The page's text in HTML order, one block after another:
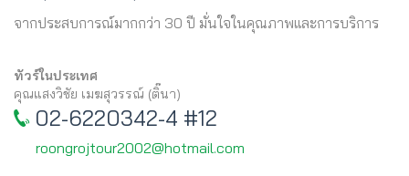
จากประสบการณ์มากกว่า 30 ปี มั่นใจในคุณภาพและการบริการ
ทัวร์ในประเทศ
คุณแสงวิชัย เมฆสุวรรณ์ (ติ๊นา)
02-6220342-4 #12
roongrojtour2002@hotmail.com